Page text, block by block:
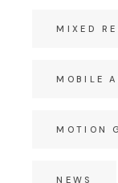
MIXED
MOBILE
MOTION
NEWS